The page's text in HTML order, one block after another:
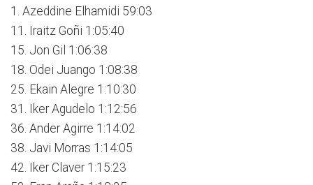
1. Azeddine Elhamidi 59:03
11. Iraitz Goñi 1:05:40
15. Jon Gil 1:06:38
18. Odei Juango 1:08:38
25. Ekain Alegre 1:10:30
31. Iker Agudelo 1:12:56
36. Ander Agirre 1:14:02
38. Javi Morras 1:14:05
42. Iker Claver 1:15:23